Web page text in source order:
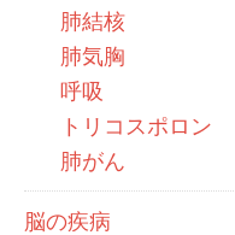
肺結核
肺気胸
呼吸
トリコスポロン
肺がん
脳の疾病